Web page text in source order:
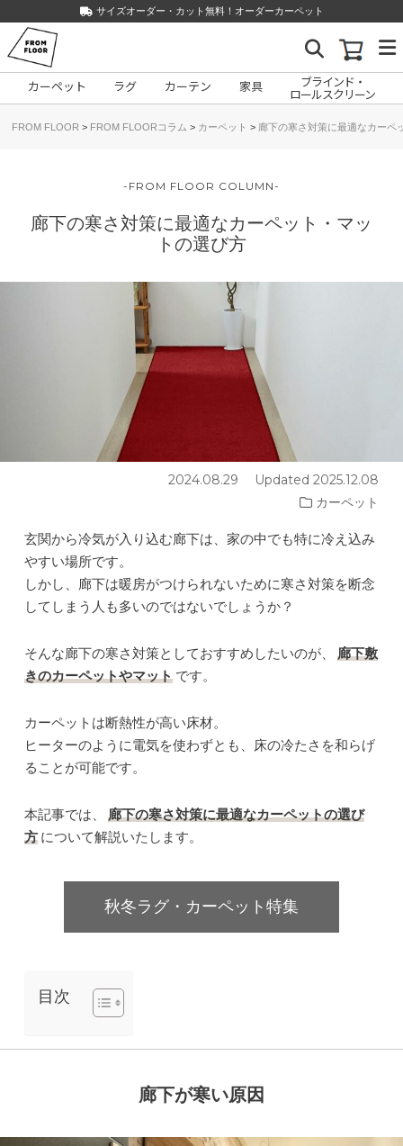
サイズオーダー・カット無料！オーダーカーペット
カーペット ラグ カーテン 家具 ブラインド・
ロールスクリーン
FROM FLOOR > FROM FLOORコラム > カーペット > 廊下の寒さ対策に最適なカーペ
FROM FLOOR COLUMN
廊下の寒さ対策に最適なカーペット・マッ
トの選び方
2024.08.29
Updated 2025.12.08
カーペット
玄関から冷気が入り込む廊下は、家の中でも特に冷え込み
やすい場所です。
しかし、廊下は暖房がつけられないために寒さ対策を断念
してしまう人も多いのではないでしょうか？
そんな廊下の寒さ対策としておすすめしたいのが、
廊下敷
きのカーペットやマット です。
カーペットは断熱性が高い床材。
ヒーターのように電気を使わずとも、床の冷たさを和らげ
ることが可能です。
本記事では、
廊下の寒さ対策に最適なカーペットの選び
方 について解説いたします。
秋冬ラグ・カーペット特集
目次
廊下が寒い原因